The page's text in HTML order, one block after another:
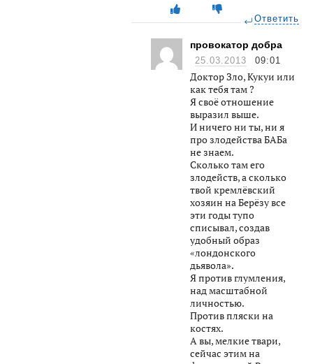
Ответить
провокатор добра
25.03.2013 09:01
Доктор Зло, Кукуи или
как тебя там ?
Я своё отношение
выразил выше.
И ничего ни ты, ни я
про злодейства БАБа
не знаем.
Сколько там его
злодейств, а сколько
твой кремлёвский
хозяин на Берёзу все
эти годы тупо
списывал, создав
удобный образ
«лондонского
дьявола».
Я против глумления,
над масштабной
личностью.
Против пляски на
костях.
А вы, мелкие твари,
сейчас этим на